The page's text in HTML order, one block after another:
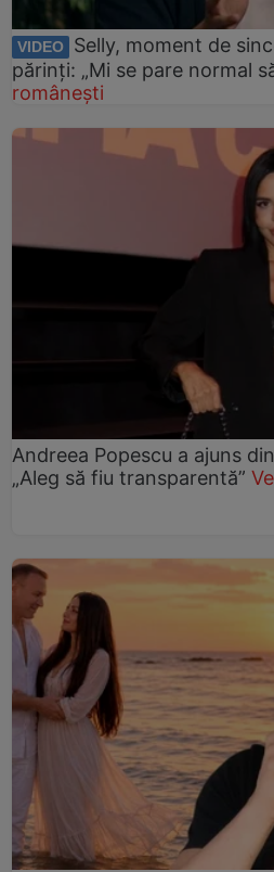
VIDEO
Selly, moment de
părinți: „Mi se pare normal
românești
Andreea Popescu a ajuns
„Aleg să fiu transparentă”